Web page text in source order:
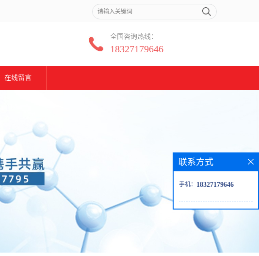
全国咨询热线：
18327179646
在线留言
联系方式
手机： 18327179646